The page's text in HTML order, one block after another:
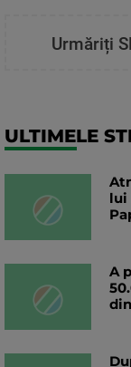
Urmăriți
ULTIMELE
lui
A